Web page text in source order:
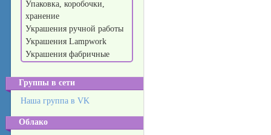
Упаковка, коробочки,
хранение
Украшения ручной работы
Украшения Lampwork
Украшения фабричные
Группы в сети
Наша группа в VK
Облако